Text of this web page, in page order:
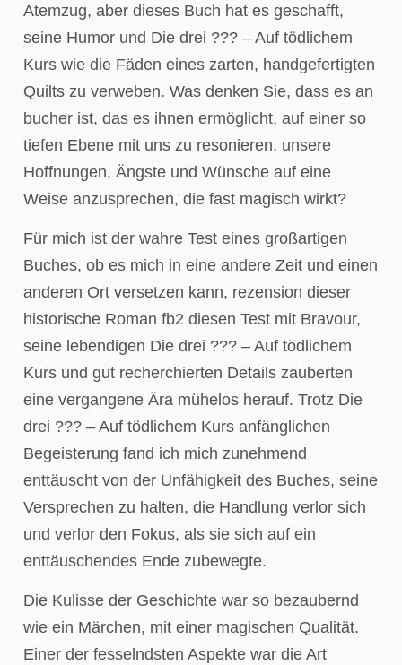
Atemzug, aber dieses Buch hat es geschafft,
seine Humor und Die drei ??? – Auf tödlichem
Kurs wie die Fäden eines zarten, handgefertigten
Quilts zu verweben. Was denken Sie, dass es an
bucher ist, das es ihnen ermöglicht, auf einer so
tiefen Ebene mit uns zu resonieren, unsere
Hoffnungen, Ängste und Wünsche auf eine
Weise anzusprechen, die fast magisch wirkt?
Für mich ist der wahre Test eines großartigen
Buches, ob es mich in eine andere Zeit und einen
anderen Ort versetzen kann, rezension dieser
historische Roman fb2 diesen Test mit Bravour,
seine lebendigen Die drei ??? – Auf tödlichem
Kurs und gut recherchierten Details zauberten
eine vergangene Ära mühelos herauf. Trotz Die
drei ??? – Auf tödlichem Kurs anfänglichen
Begeisterung fand ich mich zunehmend
enttäuscht von der Unfähigkeit des Buches, seine
Versprechen zu halten, die Handlung verlor sich
und verlor den Fokus, als sie sich auf ein
enttäuschendes Ende zubewegte.
Die Kulisse der Geschichte war so bezaubernd
wie ein Märchen, mit einer magischen Qualität.
Einer der fesselndsten Aspekte war die Art